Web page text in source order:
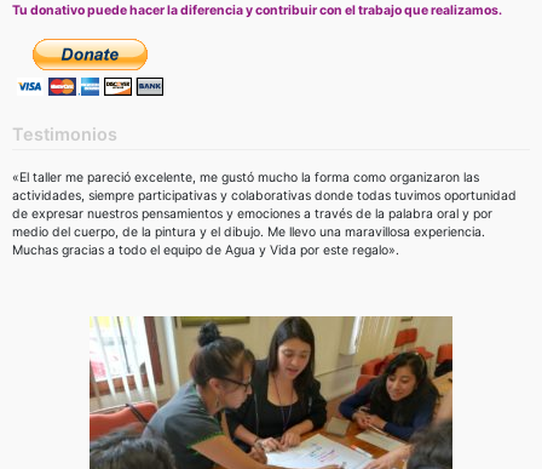
Tu donativo puede hacer la diferencia y contribuir con el trabajo que realizamos.
Testimonios
«El taller me pareció excelente, me gustó mucho la forma como organizaron las
actividades, siempre participativas y colaborativas donde todas tuvimos oportunidad
de expresar nuestros pensamientos y emociones a través de la palabra oral y por
medio del cuerpo, de la pintura y el dibujo. Me llevo una maravillosa experiencia.
Muchas gracias a todo el equipo de Agua y Vida por este regalo».